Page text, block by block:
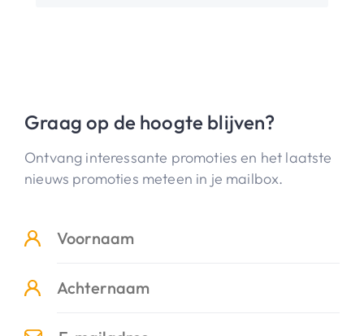
Graag op de hoogte blijven?
Ontvang interessante promoties en het laatste
nieuws promoties meteen in je mailbox.